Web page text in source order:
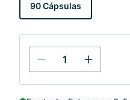
90 Cápsulas